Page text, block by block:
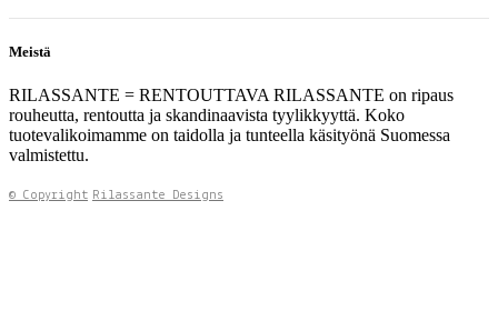
Meistä
RILASSANTE = RENTOUTTAVA RILASSANTE on ripaus
rouheutta, rentoutta ja skandinaavista tyylikkyyttä. Koko
tuotevalikoimamme on taidolla ja tunteella käsityönä Suomessa
valmistettu.
© Copyright Rilassante Designs